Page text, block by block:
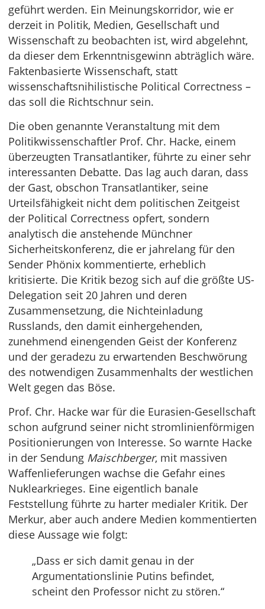
geführt werden. Ein Meinungskorridor, wie er
derzeit in Politik, Medien, Gesellschaft und
Wissenschaft zu beobachten ist, wird abgelehnt,
da dieser dem Erkenntnisgewinn abträglich wäre.
Faktenbasierte Wissenschaft, statt
wissenschaftsnihilistische Political Correctness –
das soll die Richtschnur sein.
Die oben genannte Veranstaltung mit dem
Politikwissenschaftler Prof. Chr. Hacke, einem
überzeugten Transatlantiker, führte zu einer sehr
interessanten Debatte. Das lag auch daran, dass
der Gast, obschon Transatlantiker, seine
Urteilsfähigkeit nicht dem politischen Zeitgeist
der Political Correctness opfert, sondern
analytisch die anstehende Münchner
Sicherheitskonferenz, die er jahrelang für den
Sender Phönix kommentierte, erheblich
kritisierte. Die Kritik bezog sich auf die größte US-
Delegation seit 20 Jahren und deren
Zusammensetzung, die Nichteinladung
Russlands, den damit einhergehenden,
zunehmend einengenden Geist der Konferenz
und der geradezu zu erwartenden Beschwörung
des notwendigen Zusammenhalts der westlichen
Welt gegen das Böse.
Prof. Chr. Hacke war für die Eurasien-Gesellschaft
schon aufgrund seiner nicht stromlinienförmigen
Positionierungen von Interesse. So warnte Hacke
in der Sendung Maischberger, mit massiven
Waffenlieferungen wachse die Gefahr eines
Nuklearkrieges. Eine eigentlich banale
Feststellung führte zu harter medialer Kritik. Der
Merkur, aber auch andere Medien kommentierten
diese Aussage wie folgt:
„Dass er sich damit genau in der
Argumentationslinie Putins befindet,
scheint den Professor nicht zu stören.“